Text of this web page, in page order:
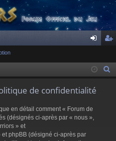
ne cri
de confidentialité
en détail comment « Forum de
(désignés ci-après par « nous »,
» et
phpBB (désigné ci-après par